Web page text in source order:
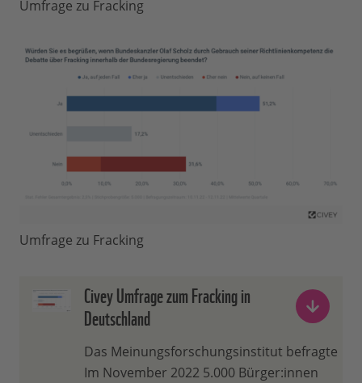
Umfrage zu Fracking
Umfrage zu Fracking
Civey Umfrage zum Fracking in
Deutschland
Das Meinungsforschungsinstitut befragte
Im November 2022 5.000 Bürger:innen